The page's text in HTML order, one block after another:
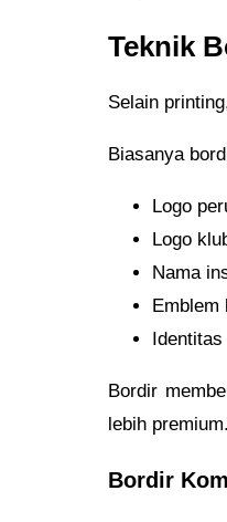
Teknik
Selain
Biasanya
Logo
Logo
Nama
Emblem
Bordir
lebih premium.
Bordir